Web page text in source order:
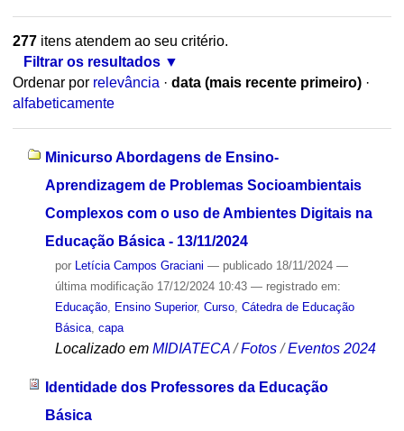
277itens atendem ao seu critério.
Filtrar os resultados
Ordenar por relevância · data (mais recente primeiro) ·
alfabeticamente
Minicurso Abordagens de Ensino-
Aprendizagem de Problemas Socioambientais
Complexos com o uso de Ambientes Digitais na
Educação Básica - 13/11/2024
por Letícia Campos Graciani — publicado18/11/2024 —
última modificação17/12/2024 10:43 — registrado em:
Educação, Ensino Superior, Curso, Cátedra de Educação
Básica, capa
Localizado em MIDIATECA /Fotos /Eventos 2024
Identidade dos Professores da Educação
Básica